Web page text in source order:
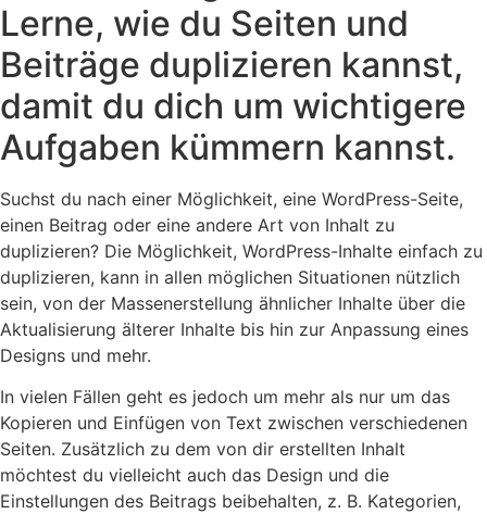
Lerne, wie du Seiten und
Beiträge duplizieren kannst,
damit du dich um wichtigere
Aufgaben kümmern kannst.
Suchst du nach einer Möglichkeit, eine WordPress-Seite,
einen Beitrag oder eine andere Art von Inhalt zu
duplizieren? Die Möglichkeit, WordPress-Inhalte einfach zu
duplizieren, kann in allen möglichen Situationen nützlich
sein, von der Massenerstellung ähnlicher Inhalte über die
Aktualisierung älterer Inhalte bis hin zur Anpassung eines
Designs und mehr.
In vielen Fällen geht es jedoch um mehr als nur um das
Kopieren und Einfügen von Text zwischen verschiedenen
Seiten. Zusätzlich zu dem von dir erstellten Inhalt
möchtest du vielleicht auch das Design und die
Einstellungen des Beitrags beibehalten, z. B. Kategorien,